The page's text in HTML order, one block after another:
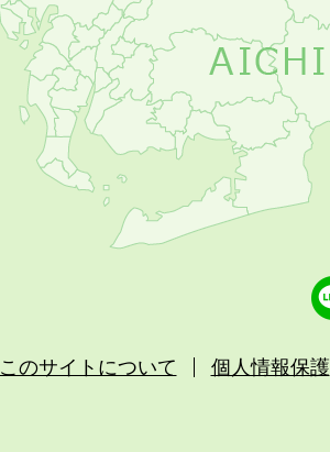
このサイトについて 個人情報保護